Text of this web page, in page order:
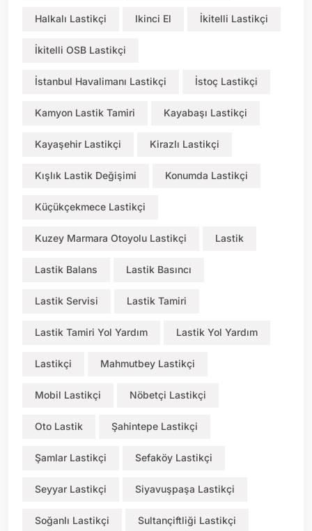
Halkalı Lastikçi Ikinci El İkitelli Lastikçi
İkitelli OSB Lastikçi
İstanbul Havalimanı Lastikçi İstoç Lastikçi
Kamyon Lastik Tamiri Kayabaşı Lastikçi
Kayaşehir Lastikçi Kirazlı Lastikçi
Kışlık Lastik Değişimi Konumda Lastikçi
Küçükçekmece Lastikçi
Kuzey Marmara Otoyolu Lastikçi Lastik
Lastik Balans Lastik Basıncı
Lastik Servisi Lastik Tamiri
Lastik Tamiri Yol Yardım Lastik Yol Yardım
Lastikçi Mahmutbey Lastikçi
Mobil Lastikçi Nöbetçi Lastikçi
Oto Lastik Şahintepe Lastikçi
Şamlar Lastikçi Sefaköy Lastikçi
Seyyar Lastikçi Siyavuşpaşa Lastikçi
Soğanlı Lastikçi Sultançiftliği Lastikçi